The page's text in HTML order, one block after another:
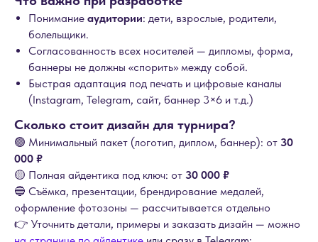
Понимание аудитории: дети, взрослые, родители,
болельщики.
Согласованность всех носителей — дипломы, форма,
баннеры не должны «спорить» между собой.
Быстрая адаптация под печать и цифровые каналы
(Instagram, Telegram, сайт, баннер 3×6 и т.д.)
Сколько стоит дизайн для турнира?
🟢 Минимальный пакет (логотип, диплом, баннер): от 30
000 ₽
🟡 Полная айдентика под ключ: от 30 000 ₽
🔵 Съёмка, презентации, брендирование медалей,
оформление фотозоны — рассчитывается отдельно
👉 Уточнить детали, примеры и заказать дизайн — можно